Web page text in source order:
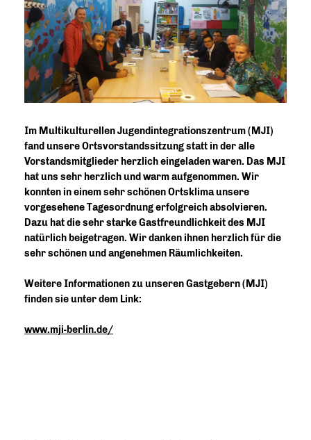
Im Multikulturellen Jugendintegrationszentrum (MJI)
fand unsere Ortsvorstandssitzung statt in der alle
Vorstandsmitglieder herzlich eingeladen waren. Das MJI
hat uns sehr herzlich und warm aufgenommen. Wir
konnten in einem sehr schönen Ortsklima unsere
vorgesehene Tagesordnung erfolgreich absolvieren.
Dazu hat die sehr starke Gastfreundlichkeit des MJI
natürlich beigetragen. Wir danken ihnen herzlich für die
sehr schönen und angenehmen Räumlichkeiten.
Weitere Informationen zu unseren Gastgebern (MJI)
finden sie unter dem Link:
www.mji-berlin.de/